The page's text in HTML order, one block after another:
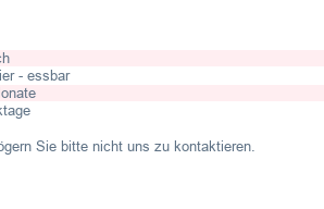
- essbar
Sie bitte nicht uns zu kontaktieren.